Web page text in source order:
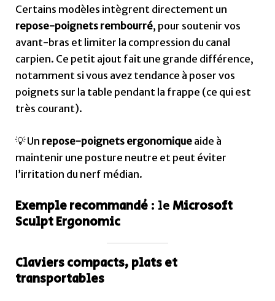
Certains modèles intègrent directement un
repose-poignets rembourré, pour soutenir vos
avant-bras et limiter la compression du canal
carpien. Ce petit ajout fait une grande différence,
notamment si vous avez tendance à poser vos
poignets sur la table pendant la frappe (ce qui est
très courant).
💡 Un repose-poignets ergonomique aide à
maintenir une posture neutre et peut éviter
l’irritation du nerf médian.
Exemple recommandé : le Microsoft
Sculpt Ergonomic
Claviers compacts, plats et
transportables